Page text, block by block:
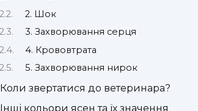
2. Шок
3. Захворювання серця
4. Крововтрата
5. Захворювання нирок
Коли звертатися до ветеринара?
Інші кольори ясен та їх значення